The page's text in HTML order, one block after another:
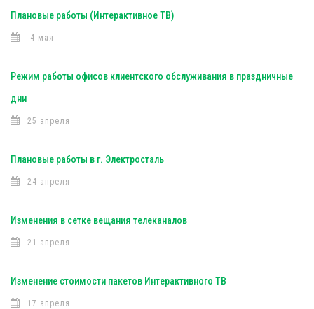
Плановые работы (Интерактивное ТВ)
4 мая
Режим работы офисов клиентского обслуживания в праздничные
дни
25 апреля
Плановые работы в г. Электросталь
24 апреля
Изменения в сетке вещания телеканалов
21 апреля
Изменение стоимости пакетов Интерактивного ТВ
17 апреля